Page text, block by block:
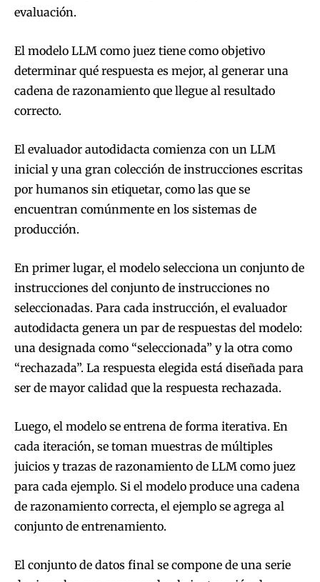
evaluación.
El modelo LLM como juez tiene como objetivo
determinar qué respuesta es mejor, al generar una
cadena de razonamiento que llegue al resultado
correcto.
El evaluador autodidacta comienza con un LLM
inicial y una gran colección de instrucciones escritas
por humanos sin etiquetar, como las que se
encuentran comúnmente en los sistemas de
producción.
En primer lugar, el modelo selecciona un conjunto de
instrucciones del conjunto de instrucciones no
seleccionadas. Para cada instrucción, el evaluador
autodidacta genera un par de respuestas del modelo:
una designada como “seleccionada” y la otra como
“rechazada”. La respuesta elegida está diseñada para
ser de mayor calidad que la respuesta rechazada.
Luego, el modelo se entrena de forma iterativa. En
cada iteración, se toman muestras de múltiples
juicios y trazas de razonamiento de LLM como juez
para cada ejemplo. Si el modelo produce una cadena
de razonamiento correcta, el ejemplo se agrega al
conjunto de entrenamiento.
El conjunto de datos final se compone de una serie